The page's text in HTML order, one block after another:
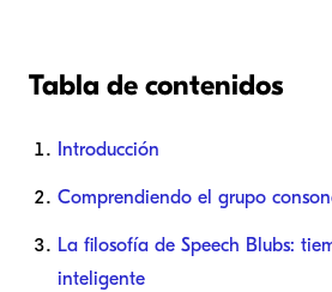
Tabla de contenidos
Introducción
Comprendiendo el grupo
La filosofía de Speech Blubs:
inteligente